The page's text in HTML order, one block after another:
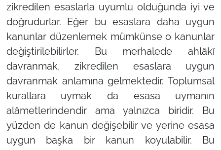
zikredilen esaslarla uyumlu olduğunda iyi ve
doğrudurlar. Eğer bu esaslara daha uygun
kanunlar düzenlemek mümkünse o kanunlar
değiştirilebilirler. Bu merhalede ahlâkî
davranmak, zikredilen esaslara uygun
davranmak anlamına gelmektedir. Toplumsal
kurallara uymak da esasa uymanın
alâmetlerindendir ama yalnızca biridir. Bu
yüzden de kanun değişebilir ve yerine esasa
uygun başka bir kanun koyulabilir. Bu